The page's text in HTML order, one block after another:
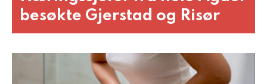
besøkte Gjerstad og Risør